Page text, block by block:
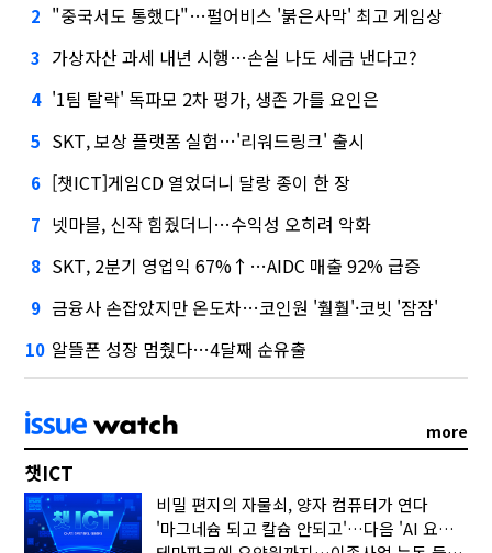
2 "중국서도 통했다"…펄어비스 '붉은사막' 최고 게임상
3 가상자산 과세 내년 시행…손실 나도 세금 낸다고?
4 '1팀 탈락' 독파모 2차 평가, 생존 가를 요인은
5 SKT, 보상 플랫폼 실험…'리워드링크' 출시
6 [챗ICT]게임CD 열었더니 달랑 종이 한 장
7 넷마블, 신작 힘줬더니…수익성 오히려 악화
8 SKT, 2분기 영업익 67%↑…AIDC 매출 92% 급증
9 금융사 손잡았지만 온도차…코인원 '훨훨'·코빗 '잠잠'
10 알뜰폰 성장 멈췄다…4달째 순유출
more
챗ICT
비밀 편지의 자물쇠, 양자 컴퓨터가 연다
'마그네슘 되고 칼슘 안되고'…다음 'AI 요약' 갈 길은